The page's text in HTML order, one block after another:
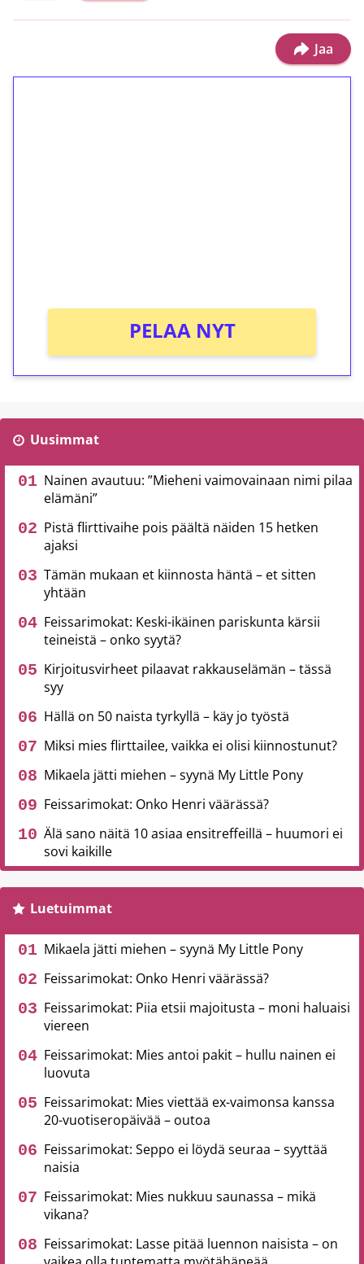
Jaa
PELAA NYT
Uusimmat
Nainen avautuu: ”Mieheni vaimovainaan nimi pilaa
elämäni”
Pistä flirttivaihe pois päältä näiden 15 hetken
ajaksi
Tämän mukaan et kiinnosta häntä – et sitten
yhtään
Feissarimokat: Keski-ikäinen pariskunta kärsii
teineistä – onko syytä?
Kirjoitusvirheet pilaavat rakkauselämän – tässä
syy
Hällä on 50 naista tyrkyllä – käy jo työstä
Miksi mies flirttailee, vaikka ei olisi kiinnostunut?
Mikaela jätti miehen – syynä My Little Pony
Feissarimokat: Onko Henri väärässä?
Älä sano näitä 10 asiaa ensitreffeillä – huumori ei
sovi kaikille
Luetuimmat
Mikaela jätti miehen – syynä My Little Pony
Feissarimokat: Onko Henri väärässä?
Feissarimokat: Piia etsii majoitusta – moni haluaisi
viereen
Feissarimokat: Mies antoi pakit – hullu nainen ei
luovuta
Feissarimokat: Mies viettää ex-vaimonsa kanssa
20-vuotiseropäivää – outoa
Feissarimokat: Seppo ei löydä seuraa – syyttää
naisia
Feissarimokat: Mies nukkuu saunassa – mikä
vikana?
Feissarimokat: Lasse pitää luennon naisista – on